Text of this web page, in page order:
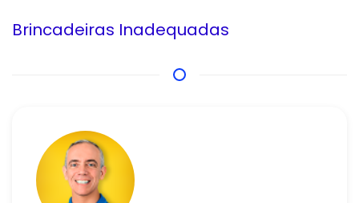
Brincadeiras Inadequadas